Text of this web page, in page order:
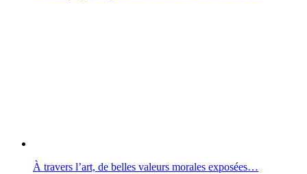
À travers l’art, de belles valeurs morales exposées…